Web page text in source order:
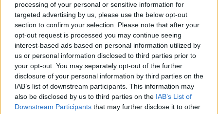
processing of your personal or sensitive information for
targeted advertising by us, please use the below opt-out
section to confirm your selection. Please note that after your
opt-out request is processed you may continue seeing
interest-based ads based on personal information utilized by
us or personal information disclosed to third parties prior to
your opt-out. You may separately opt-out of the further
disclosure of your personal information by third parties on the
IAB’s list of downstream participants. This information may
also be disclosed by us to third parties on the IAB’s List of
Downstream Participants that may further disclose it to other
Inserito il 16/03/2017 alle:
08:11:36
250/300 per entrambi direi un buon prezzo....io mi aspettavo
gio_miller